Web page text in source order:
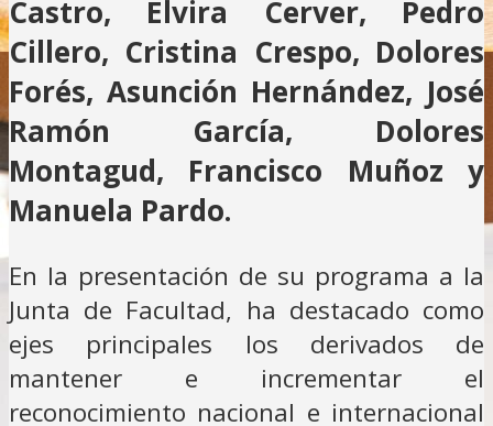
Castro, Elvira Cerver, Pedro
Cillero, Cristina Crespo, Dolores
Forés, Asunción Hernández, José
Ramón García, Dolores
Montagud, Francisco Muñoz y
Manuela Pardo.
En la presentación de su programa a la
Junta de Facultad, ha destacado como
ejes principales los derivados de
mantener e incrementar el
reconocimiento nacional e internacional